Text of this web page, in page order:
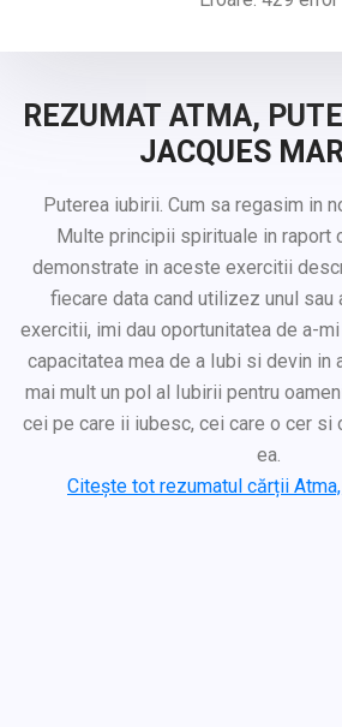
REZUMAT ATMA,
JACQUES
Puterea iubirii. Cum sa regasim in
Multe principii spirituale in raport
demonstrate in aceste exercitii
fiecare data cand utilizez unul sau
exercitii, imi dau oportunitatea de a-
capacitatea mea de a Iubi si devin in
mai mult un pol al Iubirii pentru
cei pe care ii iubesc, cei care o cer si
ea.
Citește tot rezumatul cărții